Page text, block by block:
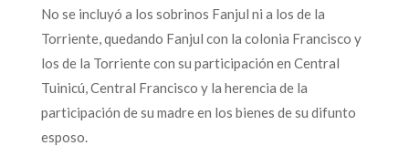
No se incluyó a los sobrinos Fanjul ni a los de la
Torriente, quedando Fanjul con la colonia Francisco y
los de la Torriente con su participación en Central
Tuinicú, Central Francisco y la herencia de la
participación de su madre en los bienes de su difunto
esposo.